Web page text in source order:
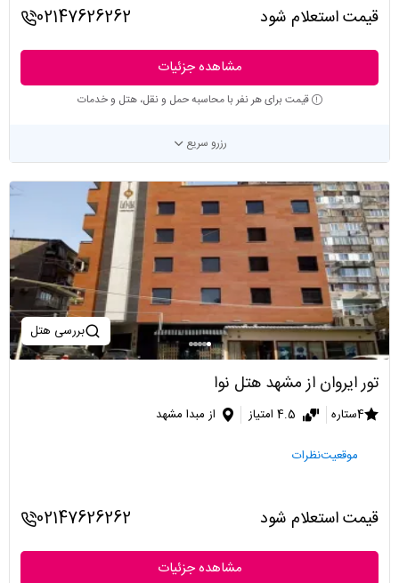
قیمت استعلام شود 02147626262
مشاهده جزئیات
قیمت برای هر نفر با محاسبه حمل و نقل، هتل و خدمات
رزرو سریع
بررسی هتل
تور ایروان از مشهد هتل نوا
4ستاره 4.5 امتیاز از مبدا مشهد
موقعیتنظرات
قیمت استعلام شود 02147626262
مشاهده جزئیات